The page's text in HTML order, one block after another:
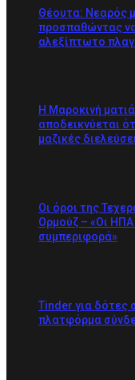
Θέουτα: Νεαρός
προσπαθώντας
αλεξίπτωτο
Η Μαροκινή
αποδεικνύεται
μαζικές
Οι όροι της
Ορμούζ – «Οι
συμπεριφορά»
Tinder για δότες
πλατφόρμα